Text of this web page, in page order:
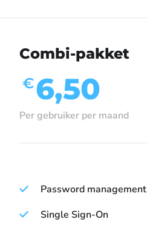
Combi-pakket
€6,50
Per gebruiker per maand
Password management
Single Sign-On